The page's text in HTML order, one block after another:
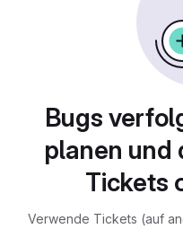
Bugs
planen und
Tickets
Verwende Tickets (auf